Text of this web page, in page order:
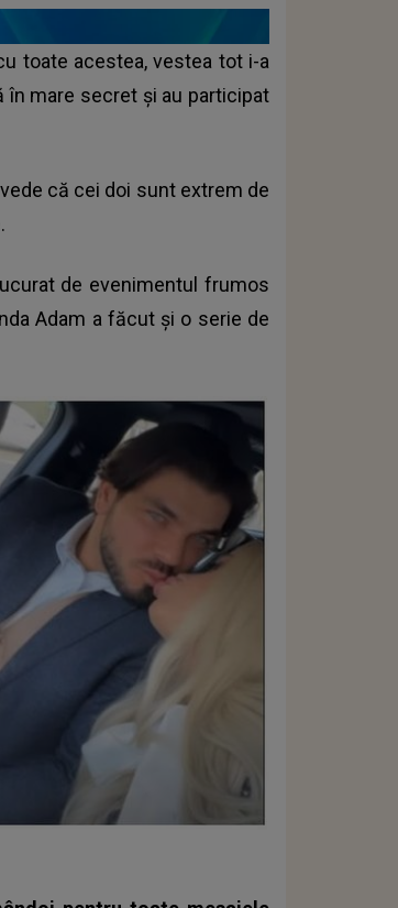
toate acestea, vestea tot i-a
mare secret și au participat
că cei doi sunt extrem de
de evenimentul frumos
Adam a făcut și o serie de